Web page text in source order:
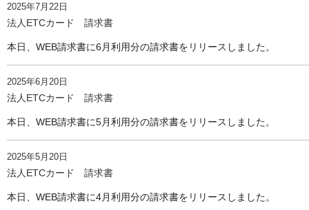
2025年7月22日
法人ETCカード 請求書
本日、WEB請求書に6月利用分の請求書をリリースしました。
2025年6月20日
法人ETCカード 請求書
本日、WEB請求書に5月利用分の請求書をリリースしました。
2025年5月20日
法人ETCカード 請求書
本日、WEB請求書に4月利用分の請求書をリリースしました。